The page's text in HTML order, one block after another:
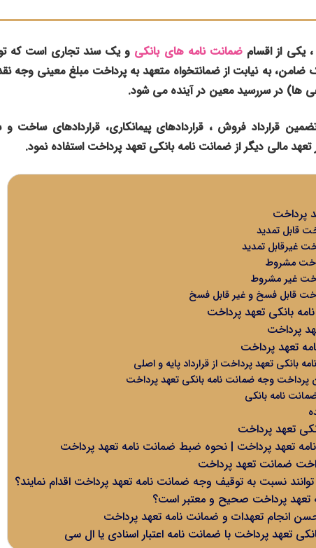
یکی از اقسام ضمانت نامه های بانکی و یک سند تجاری است که
به نیابت از ضمانتخواه متعهد به پرداخت مبلغ معینی وجه
ها)‌ در سررسید معین در آینده می شود.
قرارداد فروش ، قراردادهای پیمانکاری، قراردادهای ساخت و
مالی دیگر از ضمانت نامه بانکی تعهد پرداخت استفاده نمود.
پرداخت
قابل تمدید
غیرقابل تمدید
مشروط
غیر مشروط
قابل فسخ و غیر قابل فسخ
بانکی تعهد پرداخت
پرداخت
تعهد پرداخت
بانکی تعهد پرداخت از قرارداد پایه و اصلی
وجه ضمانت نامه بانکی تعهد پرداخت
نامه بانکی
تعهد پرداخت
تعهد پرداخت | نحوه ضبط ضمانت نامه تعهد پرداخت
ضمانت تعهد پرداخت
نسبت به توقیف وجه ضمانت نامه تعهد پرداخت اقدام نمایند؟
تعهد پرداخت صحیح و معتبر است؟
انجام تعهدات و ضمانت نامه تعهد پرداخت
تعهد پرداخت با ضمانت نامه اعتبار اسنادی یا ال سی